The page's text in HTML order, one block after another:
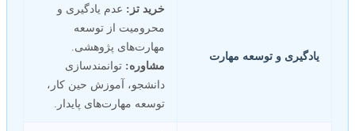
یادگیری و توسعه مهارت
خرید تز: عدم یادگیری و
محرومیت از توسعه
مهارت‌های پژوهشی.
مشاوره: توانمندسازی
دانشجو، آموزش حین کار،
توسعه مهارت‌های پایدار.